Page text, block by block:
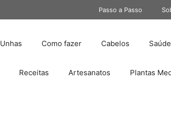
Passo a Passo
Unhas Como fazer Cabelos Saúde
Receitas Artesanatos Plantas